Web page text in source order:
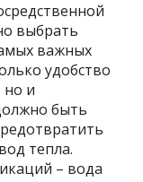
выбрать
важных
удобство
но и
быть
тепла.
– вода